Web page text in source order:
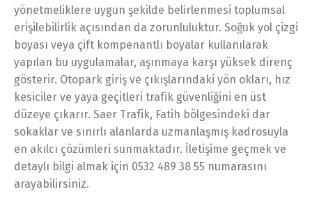
yönetmeliklere uygun şekilde belirlenmesi toplumsal
erişilebilirlik açısından da zorunluluktur. Soğuk yol çizgi
boyası veya çift kompenantlı boyalar kullanılarak
yapılan bu uygulamalar, aşınmaya karşı yüksek direnç
gösterir. Otopark giriş ve çıkışlarındaki yön okları, hız
kesiciler ve yaya geçitleri trafik güvenliğini en üst
düzeye çıkarır. Saer Trafik, Fatih bölgesindeki dar
sokaklar ve sınırlı alanlarda uzmanlaşmış kadrosuyla
en akılcı çözümleri sunmaktadır. İletişime geçmek ve
detaylı bilgi almak için 0532 489 38 55 numarasını
arayabilirsiniz.